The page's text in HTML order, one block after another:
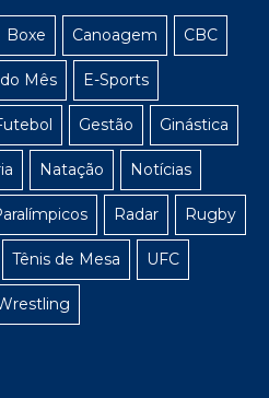
Boxe Canoagem CBC
Mês E-Sports
Gestão Ginástica
Natação Notícias
Radar Rugby
Tênis de Mesa UFC